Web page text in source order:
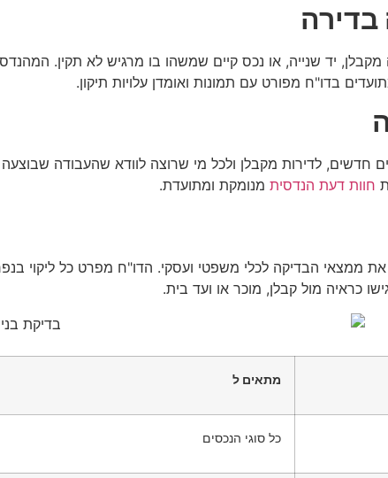
בדירה
יד שנייה, או נכס קיים שמשהו בו מרגיש לא תקין.
בדו"ח מפורט עם תמונות ואומדן עלויות תיקון.
חדשים, לדירות מקבלן ולכל מי שרוצה לוודא שהעבודה
חוות דעת הנדסית מנומקת ומתועדת.
ממצאי הבדיקה לכלי משפטי ועסקי. הדו"ח מפרט כל ליקוי
כראיה מול קבלן, מוכר או ועד בית.
מתאים ל
כל סוגי הנכסים